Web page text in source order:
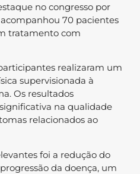
no congresso por
70 pacientes
tratamento com
realizaram um
supervisionada à
Os resultados
na qualidade
relacionados ao
foi a redução do
da doença, um